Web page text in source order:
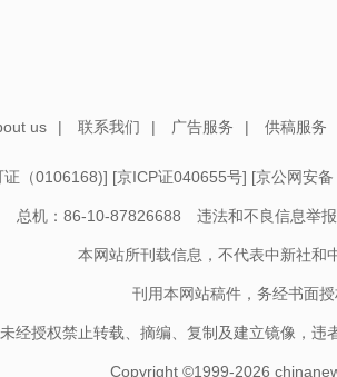
us | 联系我们 | 广告服务 | 供稿服务
证（0106168)] [京ICP证040655号] [京公网安
总机：86-10-87826688 违法和不良信息举
本网站所刊载信息，不代表中新社和
刊用本网站稿件，务经书面授
未经授权禁止转载、摘编、复制及建立镜像，违
Copyright ©1999-2026